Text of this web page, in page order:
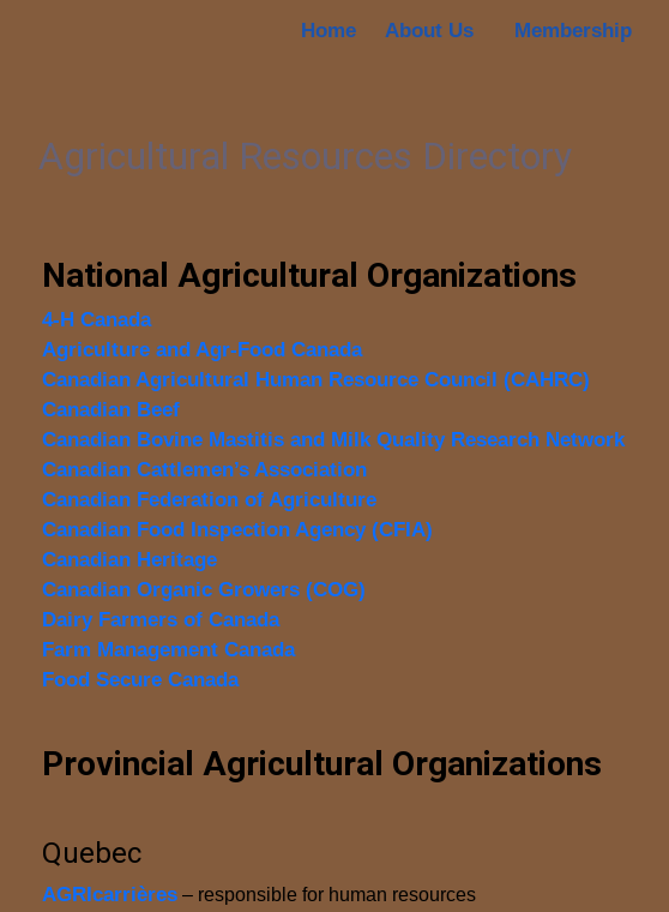
Home About Us Membership
Agricultural Resources Directory
National Agricultural Organizations
4-H Canada
Agriculture and Agr-Food Canada
Canadian Agricultural Human Resource Council (CAHRC)
Canadian Beef
Canadian Bovine Mastitis and Milk Quality Research Network
Canadian Cattlemen’s Association
Canadian Federation of Agriculture
Canadian Food Inspection Agency (CFIA)
Canadian Heritage
Canadian Organic Growers (COG)
Dairy Farmers of Canada
Farm Management Canada
Food Secure Canada
Provincial Agricultural Organizations
Quebec
AGRIcarrières – responsible for human resources